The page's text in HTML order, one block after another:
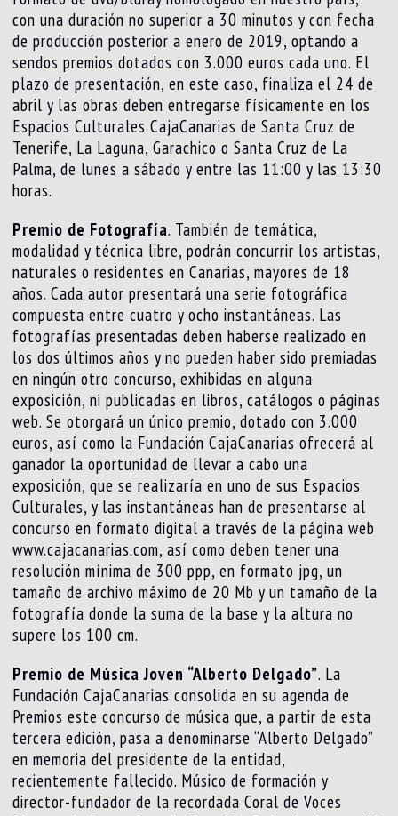
con una duración no superior a 30 minutos y con fecha
de producción posterior a enero de 2019, optando a
sendos premios dotados con 3.000 euros cada uno. El
plazo de presentación, en este caso, finaliza el 24 de
abril y las obras deben entregarse físicamente en los
Espacios Culturales CajaCanarias de Santa Cruz de
Tenerife, La Laguna, Garachico o Santa Cruz de La
Palma, de lunes a sábado y entre las 11:00 y las 13:30
horas.
Premio de Fotografía. También de temática,
modalidad y técnica libre, podrán concurrir los artistas,
naturales o residentes en Canarias, mayores de 18
años. Cada autor presentará una serie fotográfica
compuesta entre cuatro y ocho instantáneas. Las
fotografías presentadas deben haberse realizado en
los dos últimos años y no pueden haber sido premiadas
en ningún otro concurso, exhibidas en alguna
exposición, ni publicadas en libros, catálogos o páginas
web. Se otorgará un único premio, dotado con 3.000
euros, así como la Fundación CajaCanarias ofrecerá al
ganador la oportunidad de llevar a cabo una
exposición, que se realizaría en uno de sus Espacios
Culturales, y las instantáneas han de presentarse al
concurso en formato digital a través de la página web
www.cajacanarias.com, así como deben tener una
resolución mínima de 300 ppp, en formato jpg, un
tamaño de archivo máximo de 20 Mb y un tamaño de la
fotografía donde la suma de la base y la altura no
supere los 100 cm.
Premio de Música Joven “Alberto Delgado”. La
Fundación CajaCanarias consolida en su agenda de
Premios este concurso de música que, a partir de esta
tercera edición, pasa a denominarse “Alberto Delgado”
en memoria del presidente de la entidad,
recientemente fallecido. Músico de formación y
director-fundador de la recordada Coral de Voces